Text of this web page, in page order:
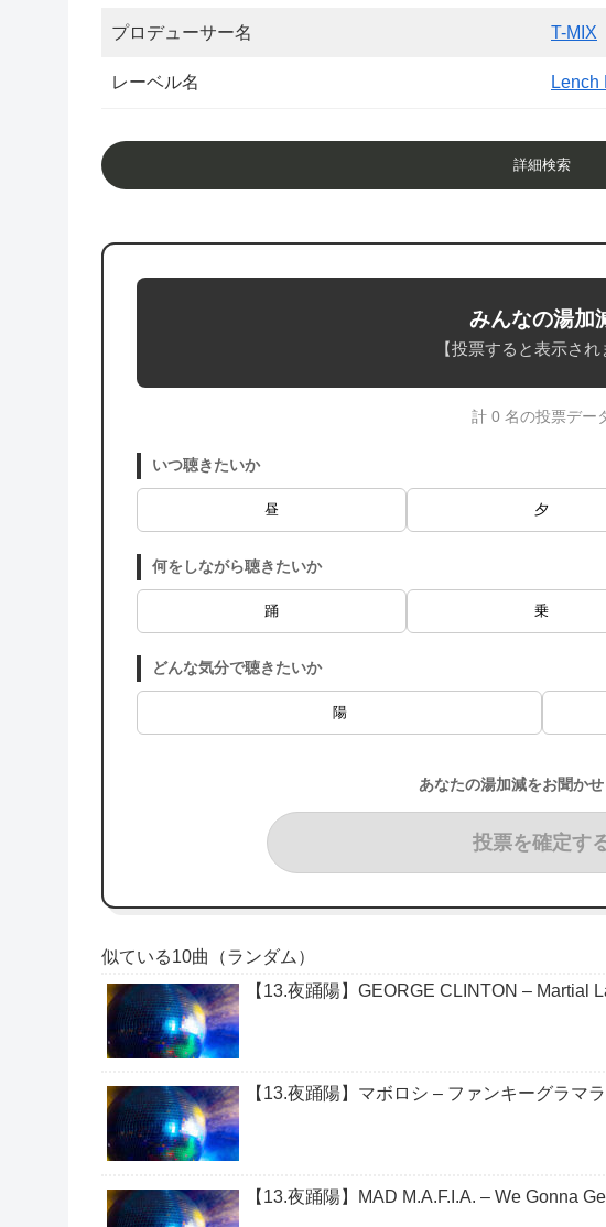
プロデューサー名 T-MIX
レーベル名 Lench
詳細検索
みんなの湯加
【投票すると表示され
計 0 名の投票デー
いつ聴きたいか
昼 夕
何をしながら聴きたいか
踊 乗
どんな気分で聴きたいか
陽
あなたの湯加減をお聞か
投票を確定す
似ている10曲（ランダム）
【13.夜踊陽】GEORGE CLINTON – Martial
【13.夜踊陽】マボロシ – ファンキーグラマ
【13.夜踊陽】MAD M.A.F.I.A. – We Gonna